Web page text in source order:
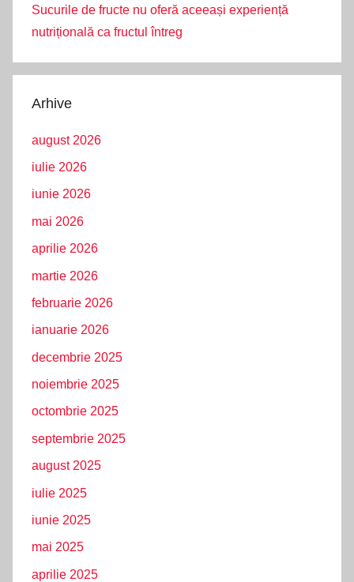
Sucurile de fructe nu oferă aceeași experiență
nutrițională ca fructul întreg
Arhive
august 2026
iulie 2026
iunie 2026
mai 2026
aprilie 2026
martie 2026
februarie 2026
ianuarie 2026
decembrie 2025
noiembrie 2025
octombrie 2025
septembrie 2025
august 2025
iulie 2025
iunie 2025
mai 2025
aprilie 2025